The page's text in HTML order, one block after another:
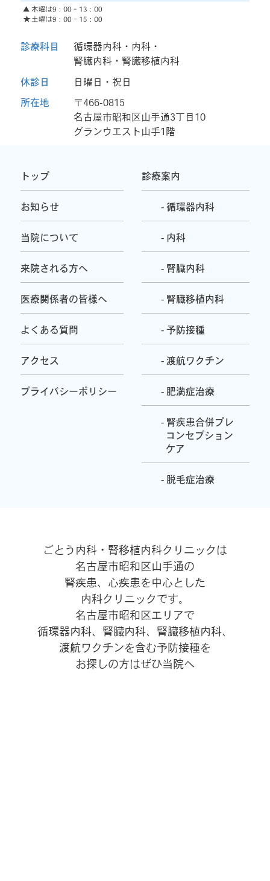
診療科目
循環器内科・内科・
腎臓内科・腎臓移植内科
休診日 日曜日・祝日
所在地
〒466-0815
名古屋市昭和区山手通3丁目10
グランウエスト山手1階
トップ
お知らせ
当院について
来院される方へ
医療関係者の皆様へ
よくある質問
アクセス
プライバシーポリシー
診療案内
- 循環器内科
- 内科
- 腎臓内科
- 腎臓移植内科
- 予防接種
- 渡航ワクチン
- 肥満症治療
- 腎疾患合併プレ
コンセプション
ケア
- 脱毛症治療
ごとう内科・腎移植内科クリニックは
名古屋市昭和区山手通の
腎疾患、心疾患を中心とした
内科クリニックです。
名古屋市昭和区エリアで
循環器内科、腎臓内科、腎臓移植内科、
渡航ワクチンを含む予防接種を
お探しの方はぜひ当院へ